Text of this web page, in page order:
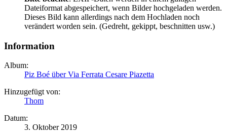
Dateiformat abgespeichert, wenn Bilder hochgeladen werden.
Dieses Bild kann allerdings nach dem Hochladen noch
verändert worden sein. (Gedreht, gekippt, beschnitten usw.)
Information
Album:
Piz Boé über Via Ferrata Cesare Piazetta
Hinzugefügt von:
Thom
Datum:
3. Oktober 2019